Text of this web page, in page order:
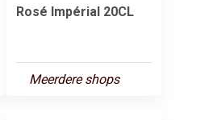
Rosé Impérial 20CL
Meerdere shops